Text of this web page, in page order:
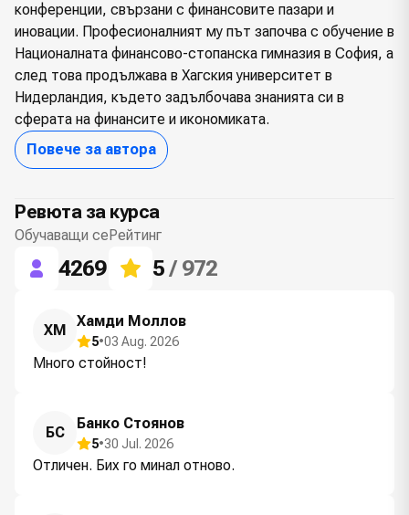
конференции, свързани с финансовите пазари и
иновации. Професионалният му път започва с обучение в
Националната финансово-стопанска гимназия в София, а
след това продължава в Хагския университет в
Нидерландия, където задълбочава знанията си в
сферата на финансите и икономиката.
Повече за автора
Ревюта за курса
Обучаващи се
4269
Рейтинг
5/ 972
ХМ
Хамди Моллов
5•03 Aug. 2026
Много стойност!
БС
Банко Стоянов
5•30 Jul. 2026
Отличен. Бих го минал отново.